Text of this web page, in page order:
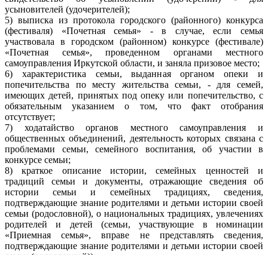
усыновителей (удочерителей);
5) выписка из протокола городского (районного) конкурса
(фестиваля) «Почетная семья» - в случае, если семья
участвовала в городском (районном) конкурсе (фестивале)
«Почетная семья», проведенном органами местного
самоуправления Иркутской области, и заняла призовое место;
6) характеристика семьи, выданная органом опеки и
попечительства по месту жительства семьи, - для семей,
имеющих детей, принятых под опеку или попечительство, с
обязательным указанием о том, что факт отобрания
отсутствует;
7) ходатайство органов местного самоуправления и
общественных объединений, деятельность которых связана с
проблемами семьи, семейного воспитания, об участии в
конкурсе семьи;
8) краткое описание истории, семейных ценностей и
традиций семьи и документы, отражающие сведения об
истории семьи и семейных традициях, сведения,
подтверждающие знание родителями и детьми истории своей
семьи (родословной), о национальных традициях, увлечениях
родителей и детей (семьи, участвующие в номинации
«Приемная семья», вправе не представлять сведения,
подтверждающие знание родителями и детьми истории своей